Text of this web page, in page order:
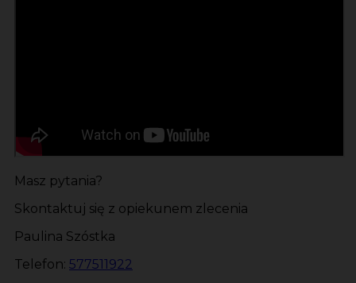
Masz pytania?
Skontaktuj się z opiekunem zlecenia
Paulina Szóstka
Telefon: 577511922